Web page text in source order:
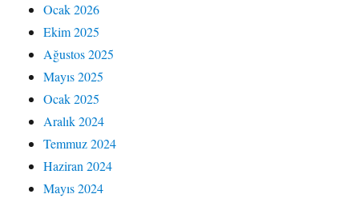
Ocak 2026
Ekim 2025
Ağustos 2025
Mayıs 2025
Ocak 2025
Aralık 2024
Temmuz 2024
Haziran 2024
Mayıs 2024